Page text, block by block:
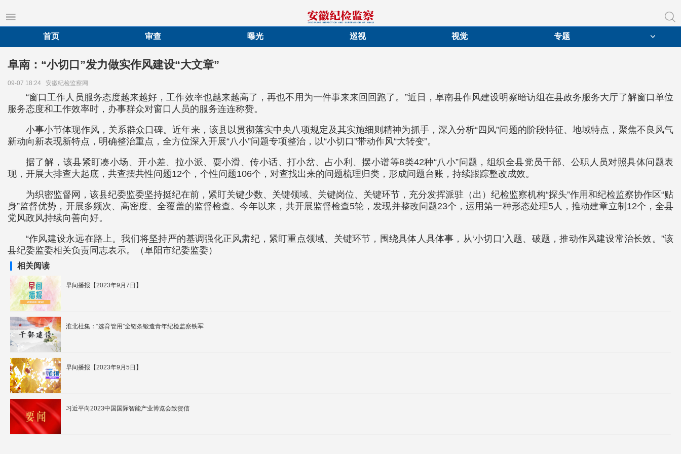
首页
审查 曝光 巡视 视觉 专题
阜南：“小切口”发力做实作风建设“大文章”
09-07 18:24 安徽纪检监察网
“窗口工作人员服务态度越来越好，工作效率也越来越高了，再也不用为一件事来来回回跑了。”近日，阜南县作风建设明察暗访组在县政务服务大厅了解窗口单位
服务态度和工作效率时，办事群众对窗口人员的服务连连称赞。
小事小节体现作风，关系群众口碑。近年来，该县以贯彻落实中央八项规定及其实施细则精神为抓手，深入分析“四风”问题的阶段特征、地域特点，聚焦不良风气
新动向新表现新特点，明确整治重点，全方位深入开展“八小”问题专项整治，以“小切口”带动作风“大转变”。
据了解，该县紧盯凑小场、开小差、拉小派、耍小滑、传小话、打小岔、占小利、摆小谱等8类42种“八小”问题，组织全县党员干部、公职人员对照具体问题表
现，开展大排查大起底，共查摆共性问题12个，个性问题106个，对查找出来的问题梳理归类，形成问题台账，持续跟踪整改成效。
为织密监督网，该县纪委监委坚持挺纪在前，紧盯关键少数、关键领域、关键岗位、关键环节，充分发挥派驻（出）纪检监察机构“探头”作用和纪检监察协作区“贴
身”监督优势，开展多频次、高密度、全覆盖的监督检查。今年以来，共开展监督检查5轮，发现并整改问题23个，运用第一种形态处理5人，推动建章立制12个，全县
党风政风持续向善向好。
“作风建设永远在路上。我们将坚持严的基调强化正风肃纪，紧盯重点领域、关键环节，围绕具体人具体事，从‘小切口’入题、破题，推动作风建设常治长效。”该
县纪委监委相关负责同志表示。（阜阳市纪委监委）
相关阅读
早间播报【2023年9月7日】
淮北杜集：“选育管用”全链条锻造青年纪检监察铁军
早间播报【2023年9月5日】
习近平向2023中国国际智能产业博览会致贺信